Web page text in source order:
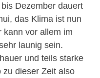
Dezember dauert
das Klima ist nun
kann vor allem im
launig sein.
und teils starke
zu dieser Zeit also